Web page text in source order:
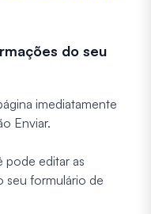
do seu
imediatamente
Enviar.
editar as
formulário de